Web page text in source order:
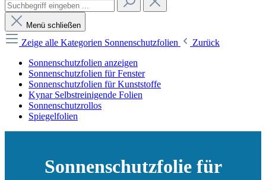
Menü schließen
Zeige alle Kategorien Sonnenschutzfolien
Zurück
Sonnenschutzfolien anzeigen
Sonnenschutzfolien für Fenster
Sonnenschutzfolien für Kunststoffe
Kynar Selbstreinigende Folien
Sonnenschutzrollos
Spiegelfolien
Sonnenschutzfolie für